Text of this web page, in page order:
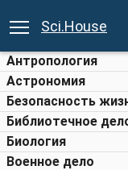
Sci.House
Антропология
Астрономия
Безопасность
Библиотечное
Биология
Военное дело